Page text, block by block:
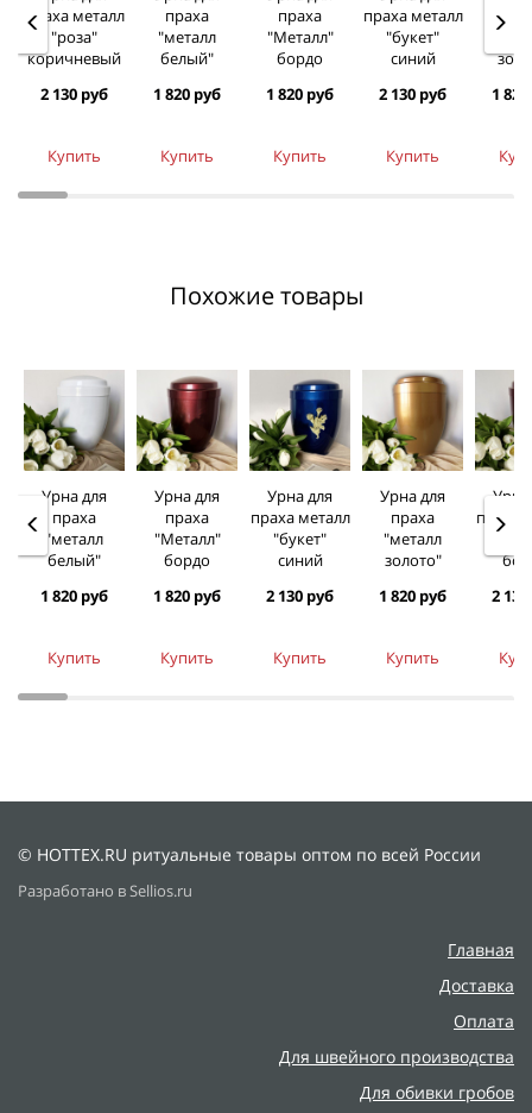
праха металл
"роза"
коричневый
2 130 руб
Купить
праха
"металл
белый"
1 820 руб
Купить
праха
"Металл"
бордо
1 820 руб
Купить
праха металл
"букет"
синий
2 130 руб
Купить
1
Похожие товары
Урна для
праха
"металл
белый"
1 820 руб
Купить
Урна для
праха
"Металл"
бордо
1 820 руб
Купить
Урна для
праха металл
"букет"
синий
2 130 руб
Купить
Урна для
праха
"металл
золото"
1 820 руб
Купить
Урна
праха
2
© HOTTEX.RU ритуальные товары оптом по всей России
Разработано в Sellios.ru
Главная
Доставка
Оплата
Для швейного производства
Для обивки гробов